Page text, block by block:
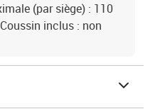
(par siège) : 110
inclus : non